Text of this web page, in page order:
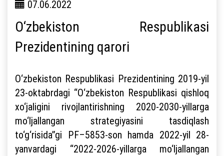
07.06.2022
O‘zbekiston Respublikasi
Prezidentining qarori
O‘zbekiston Respublikasi Prezidentining 2019-yil
23-oktabrdagi “O‘zbekiston Respublikasi qishloq
xo‘jaligini rivojlantirishning 2020-2030-yillarga
mo‘ljallangan strategiyasini tasdiqlash
to‘g‘risida”gi PF–5853-son hamda 2022-yil 28-
yanvardagi “2022-2026-yillarga mo‘ljallangan